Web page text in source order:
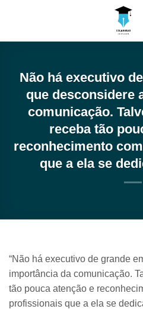
Não há executivo
que desconsidere
comunicação.
receba tão
reconhecimento
que a ela se
“Não há executivo de grande
importância da comunicação.
tão pouca atenção e
profissionais que a ela se